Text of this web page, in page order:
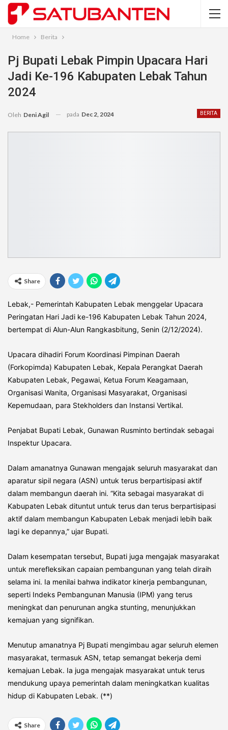
Home Berita
Pj Bupati Lebak Pimpin Upacara Hari
Jadi Ke-196 Kabupaten Lebak Tahun
2024
BERITA
Oleh Deni Agil pada Dec 2, 2024
Share
Lebak,- Pemerintah Kabupaten Lebak menggelar Upacara
Peringatan Hari Jadi ke-196 Kabupaten Lebak Tahun 2024,
bertempat di Alun-Alun Rangkasbitung, Senin (2/12/2024).
Upacara dihadiri Forum Koordinasi Pimpinan Daerah
(Forkopimda) Kabupaten Lebak, Kepala Perangkat Daerah
Kabupaten Lebak, Pegawai, Ketua Forum Keagamaan,
Organisasi Wanita, Organisasi Masyarakat, Organisasi
Kepemudaan, para Stekholders dan Instansi Vertikal.
Penjabat Bupati Lebak, Gunawan Rusminto bertindak sebagai
Inspektur Upacara.
Dalam amanatnya Gunawan mengajak seluruh masyarakat dan
aparatur sipil negara (ASN) untuk terus berpartisipasi aktif
dalam membangun daerah ini. “Kita sebagai masyarakat di
Kabupaten Lebak dituntut untuk terus dan terus berpartisipasi
aktif dalam membangun Kabupaten Lebak menjadi lebih baik
lagi ke depannya,” ujar Bupati.
Dalam kesempatan tersebut, Bupati juga mengajak masyarakat
untuk merefleksikan capaian pembangunan yang telah diraih
selama ini. Ia menilai bahwa indikator kinerja pembangunan,
seperti Indeks Pembangunan Manusia (IPM) yang terus
meningkat dan penurunan angka stunting, menunjukkan
kemajuan yang signifikan.
Menutup amanatnya Pj Bupati mengimbau agar seluruh elemen
masyarakat, termasuk ASN, tetap semangat bekerja demi
kemajuan Lebak. Ia juga mengajak masyarakat untuk terus
mendukung upaya pemerintah dalam meningkatkan kualitas
hidup di Kabupaten Lebak. (**)
Share